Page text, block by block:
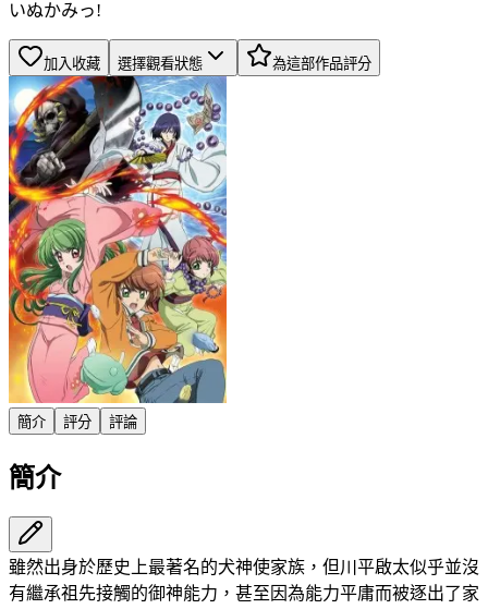
いぬかみっ!
加入收藏 選擇觀看狀態 為這部作品評分
簡介 評分 評論
簡介
雖然出身於歷史上最著名的犬神使家族，但川平啟太似乎並沒
有繼承祖先接觸的御神能力，甚至因為能力平庸而被逐出了家